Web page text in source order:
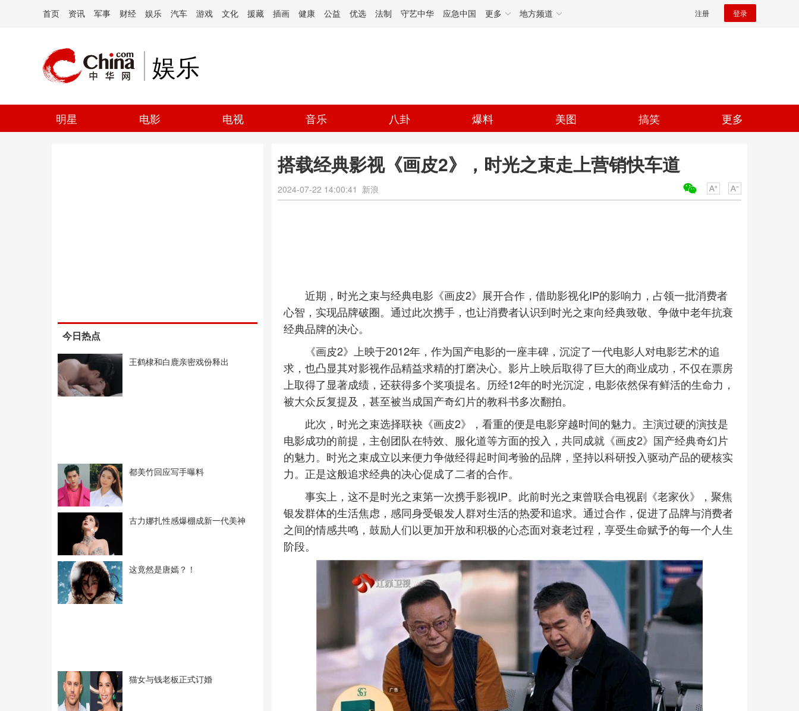
首页 资讯 军事 财经 娱乐 汽车 游戏 文化 援藏 插画 健康 公益 优选 法制 守艺中华 应急中国 更多 地方频道 注册 登录
娱乐
明星 电影 电视 音乐 八卦 爆料 美图 搞笑 更多
今日热点
王鹤棣和白鹿亲密戏份释出
都美竹回应写手曝料
古力娜扎性感爆棚成新一代美神
这竟然是唐嫣？！
猫女与钱老板正式订婚
搭载经典影视《画皮2》，时光之束走上营销快车道
2024-07-22 14:00:41 新浪
近期，时光之束与经典电影《画皮2》展开合作，借助影视化IP的影响力，占领一批消费者
心智，实现品牌破圈。通过此次携手，也让消费者认识到时光之束向经典致敬、争做中老年抗衰
经典品牌的决心。
《画皮2》上映于2012年，作为国产电影的一座丰碑，沉淀了一代电影人对电影艺术的追
求，也凸显其对影视作品精益求精的打磨决心。影片上映后取得了巨大的商业成功，不仅在票房
上取得了显著成绩，还获得多个奖项提名。历经12年的时光沉淀，电影依然保有鲜活的生命力，
被大众反复提及，甚至被当成国产奇幻片的教科书多次翻拍。
此次，时光之束选择联袂《画皮2》，看重的便是电影穿越时间的魅力。主演过硬的演技是
电影成功的前提，主创团队在特效、服化道等方面的投入，共同成就《画皮2》国产经典奇幻片
的魅力。时光之束成立以来便力争做经得起时间考验的品牌，坚持以科研投入驱动产品的硬核实
力。正是这般追求经典的决心促成了二者的合作。
事实上，这不是时光之束第一次携手影视IP。此前时光之束曾联合电视剧《老家伙》，聚焦
银发群体的生活焦虑，感同身受银发人群对生活的热爱和追求。通过合作，促进了品牌与消费者
之间的情感共鸣，鼓励人们以更加开放和积极的心态面对衰老过程，享受生命赋予的每一个人生
阶段。